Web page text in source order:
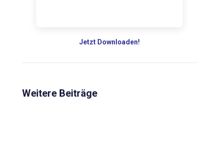
Jetzt Downloaden!
Weitere Beiträge